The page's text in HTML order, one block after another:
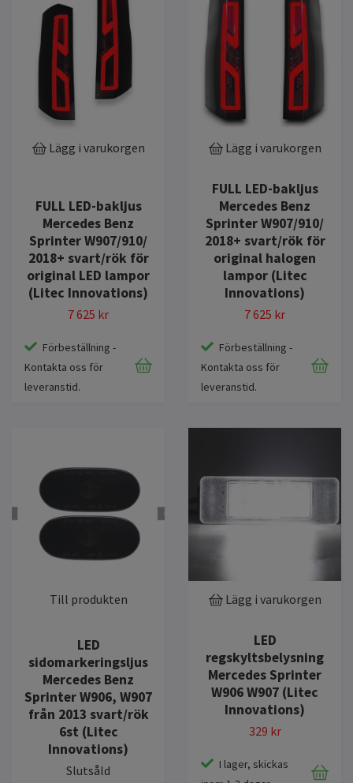
Lägg i varukorgen
FULL LED-bakljus
Mercedes Benz
Sprinter W907/910/
2018+ svart/rök för
original LED lampor
(Litec Innovations)
7 625 kr
Förbeställning -
Kontakta oss för
leveranstid.
Lägg i varukorgen
FULL LED-bakljus
Mercedes Benz
Sprinter W907/910/
2018+ svart/rök för
original halogen
lampor (Litec
Innovations)
7 625 kr
Förbeställning -
Kontakta oss för
leveranstid.
Till produkten
LED
sidomarkeringsljus
Mercedes Benz
Sprinter W906, W907
från 2013 svart/rök
6st (Litec
Innovations)
Slutsåld
Lägg i varukorgen
LED
regskyltsbelysning
Mercedes Sprinter
W906 W907 (Litec
Innovations)
329 kr
I lager, skickas